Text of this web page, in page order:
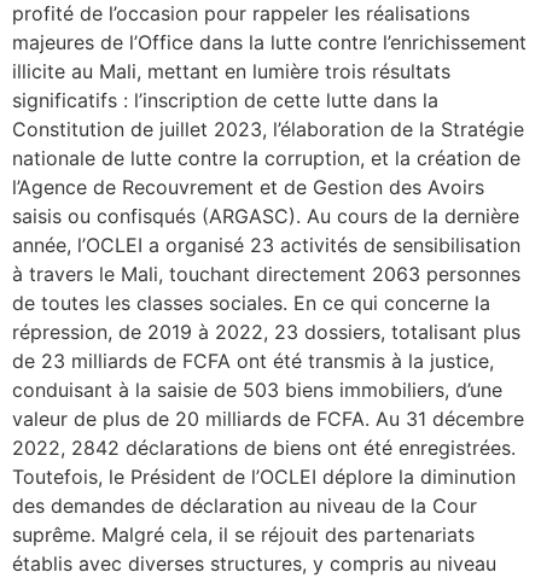
profité de l’occasion pour rappeler les réalisations
majeures de l’Office dans la lutte contre l’enrichissement
illicite au Mali, mettant en lumière trois résultats
significatifs : l’inscription de cette lutte dans la
Constitution de juillet 2023, l’élaboration de la Stratégie
nationale de lutte contre la corruption, et la création de
l’Agence de Recouvrement et de Gestion des Avoirs
saisis ou confisqués (ARGASC). Au cours de la dernière
année, l’OCLEI a organisé 23 activités de sensibilisation
à travers le Mali, touchant directement 2063 personnes
de toutes les classes sociales. En ce qui concerne la
répression, de 2019 à 2022, 23 dossiers, totalisant plus
de 23 milliards de FCFA ont été transmis à la justice,
conduisant à la saisie de 503 biens immobiliers, d’une
valeur de plus de 20 milliards de FCFA. Au 31 décembre
2022, 2842 déclarations de biens ont été enregistrées.
Toutefois, le Président de l’OCLEI déplore la diminution
des demandes de déclaration au niveau de la Cour
suprême. Malgré cela, il se réjouit des partenariats
établis avec diverses structures, y compris au niveau